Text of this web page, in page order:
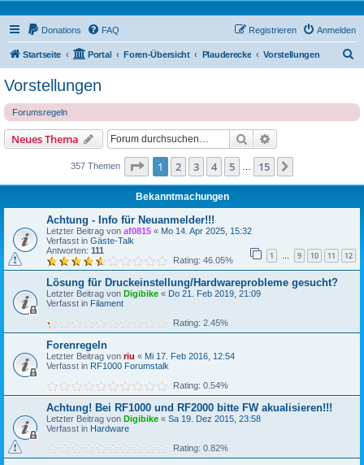
Donations FAQ Anmelden
Registrieren
Startseite Portal Foren-Übersicht Plauderecke Vorstellungen
Vorstellungen
Forumsregeln
Neues Thema Suche
357 Themen Seite 1von 15
1 2 3 4 5 15
Bekanntmachungen
Achtung - Info für Neuanmelder!!!
Letzter Beitrag von af0815 « Mo 14. Apr 2025, 15:32
Verfasst in Gäste-Talk
Antworten: 111 1 … 9 10 11 12
Rating: 46.05%
Lösung für Druckeinstellung/Hardwareprobleme gesucht?
Letzter Beitrag von Digibike « Do 21. Feb 2019, 21:09
Verfasst in Filament
Rating: 2.45%
Forenregeln
Letzter Beitrag von riu « Mi 17. Feb 2016, 12:54
Verfasst in RF1000 Forumstalk
Rating: 0.54%
Achtung! Bei RF1000 und RF2000 bitte FW akualisieren!!!
Letzter Beitrag von Digibike « Sa 19. Dez 2015, 23:58
Verfasst in Hardware
Rating: 0.82%